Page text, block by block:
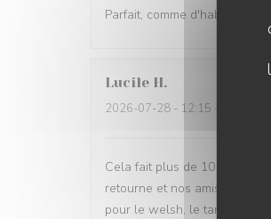
Parfait, comme d'habitude
Lucile H
2026-07-28 - 12:15 - Couverts 5
Cela fait plus de 10 ans que
retourne et nos amis et
pour le welsh, le tartare de